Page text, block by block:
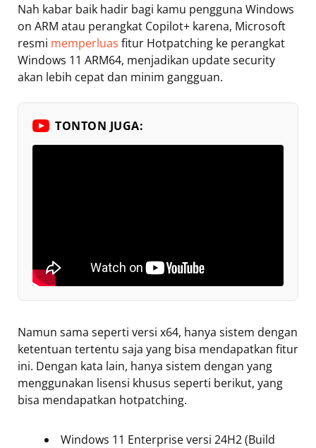
Nah kabar baik hadir bagi kamu pengguna Windows
on ARM atau perangkat Copilot+ karena, Microsoft
resmi memperluas fitur Hotpatching ke perangkat
Windows 11 ARM64, menjadikan update security
akan lebih cepat dan minim gangguan.
TONTON JUGA:
Namun sama seperti versi x64, hanya sistem dengan
ketentuan tertentu saja yang bisa mendapatkan fitur
ini. Dengan kata lain, hanya sistem dengan yang
menggunakan lisensi khusus seperti berikut, yang
bisa mendapatkan hotpatching.
Windows 11 Enterprise versi 24H2 (Build